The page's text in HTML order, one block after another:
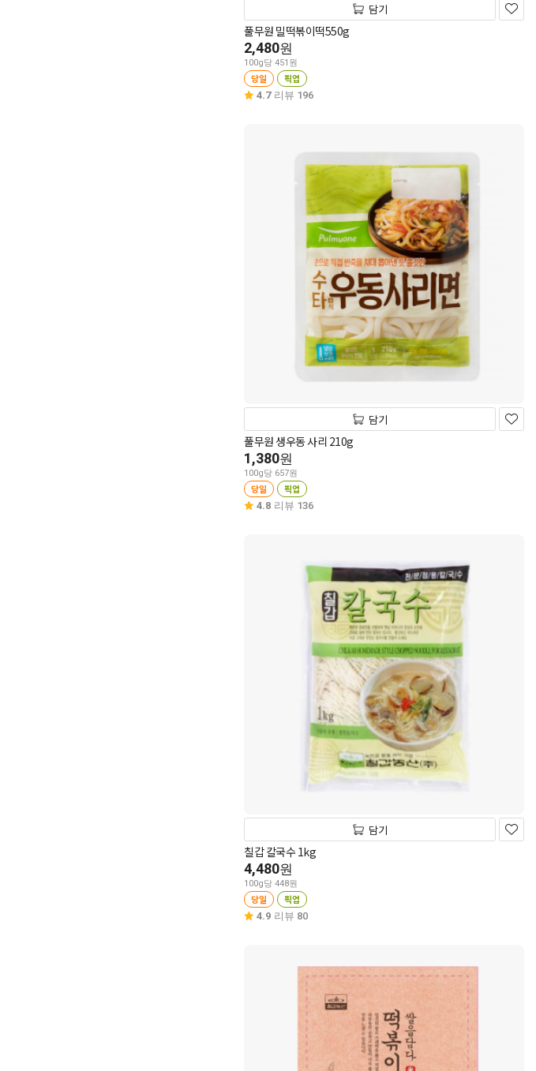
담기
풀무원 밀떡볶이떡550g
2,480원
100g당 451원
당일 픽업
4.7 리뷰 196
담기
풀무원 생우동 사리 210g
1,380원
100g당 657원
당일 픽업
4.8 리뷰 136
담기
칠갑 칼국수 1kg
4,480원
100g당 448원
당일 픽업
4.9 리뷰 80